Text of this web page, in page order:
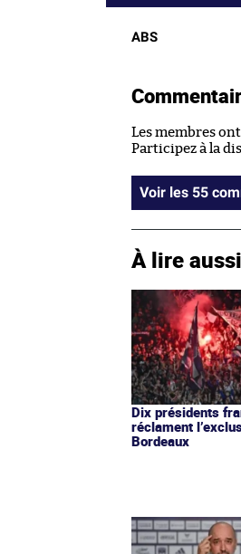
ABS
Les membres
Participez à la
Voir
À lire aussi
Dix présidents
réclament
Bordeaux